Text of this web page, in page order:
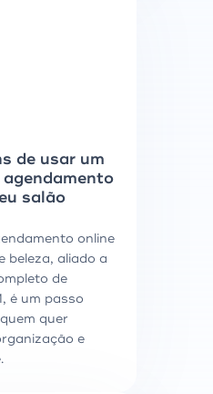
de usar um
salão
online
beleza, aliado a
de
é um passo
quer
e